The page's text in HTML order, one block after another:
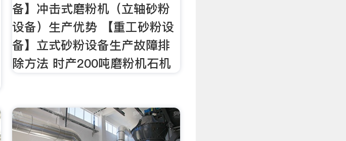
备】冲击式磨粉机（立轴砂粉
设备）生产优势 【重工砂粉设
备】立式砂粉设备生产故障排
除方法 时产200吨磨粉机石机